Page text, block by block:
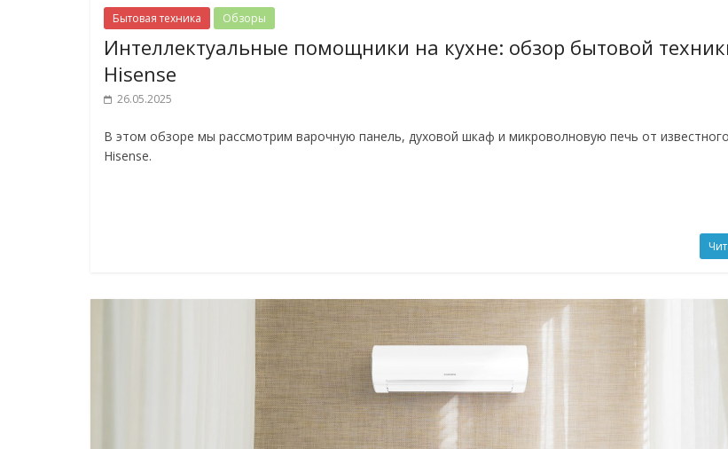
Бытовая техника Обзоры
Интеллектуальные помощники на кухне: обзор бытовой
Hisense
26.05.2025
В этом обзоре мы рассмотрим варочную панель, духовой шкаф и микроволновую печь от
Hisense.